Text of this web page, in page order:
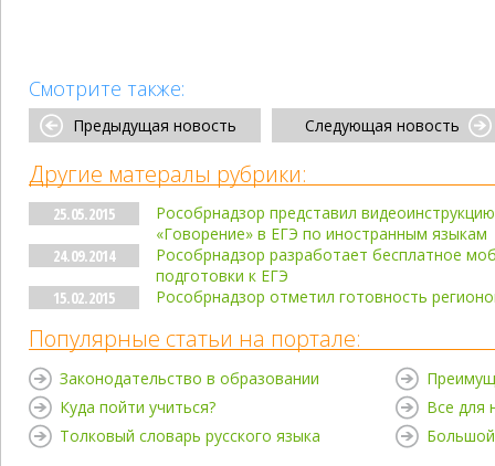
Смотрите также:
Предыдущая новость Следующая новость
Другие матералы рубрики:
25.05.2015
Рособрнадзор представил
«Говорение» в ЕГЭ по иностранным языкам
24.09.2014
Рособрнадзор разработает бесплатное
подготовки к ЕГЭ
15.02.2015
Рособрнадзор отметил готовность
Популярные статьи на портале:
Законодательство в образовании
Куда пойти учиться?
Толковый словарь русского языка
Все для
Большой